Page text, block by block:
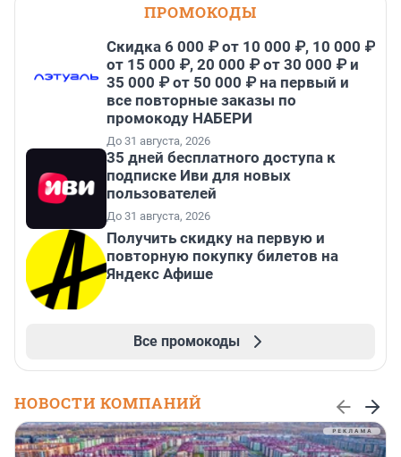
ПРОМОКОДЫ
Скидка 6 000 ₽ от 10 000 ₽, 10 000 ₽
от 15 000 ₽, 20 000 ₽ от 30 000 ₽ и
35 000 ₽ от 50 000 ₽ на первый и
все повторные заказы по
промокоду НАБЕРИ
До 31 августа, 2026
35 дней бесплатного доступа к
подписке Иви для новых
пользователей
До 31 августа, 2026
Получить скидку на первую и
повторную покупку билетов на
Яндекс Афише
Все промокоды
НОВОСТИ КОМПАНИЙ